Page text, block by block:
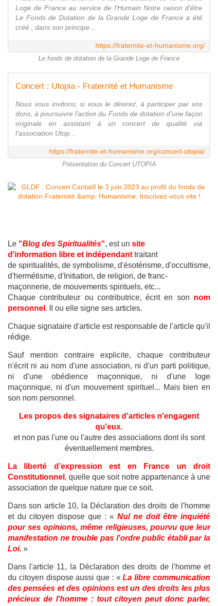
Loge de France au service de l'Humain Notre raison d'être
Le Fonds de Dotation de la Grande Loge de France a été
créé , dans son principe...
https://fraternite-et-humanisme.org/
Le fonds de dotation de la Grande Loge de France
Concert : Utopia - Fraternité et Humanisme
Nous vous invitons, si vous le désirez, à participer par vos
dons, à poursuivre l'action du Fonds de dotation d'une façon
originale en assistant à un concert de qualité via
l'association Utop...
https://fraternite-et-humanisme.org/concert-utopia/
Présentation du Concert UTOPIA
Le "Blog des Spiritualités", est un site
d'information libre et indépendant traitant
de spiritualités, de symbolisme, d'ésotérisme, d'occultisme,
d'hermétisme, d'Initiation, de religion, de franc-
maçonnerie, de mouvements spirituels, etc...
Chaque contributeur ou contributrice, écrit en son nom
personnel . Il ou elle signe ses articles.
Chaque signataire d'article est responsable de l'article qu'il
rédige.
Sauf mention contraire explicite, chaque contributeur
n'écrit ni au nom d'une association, ni d'un parti politique,
ni d'une obédience maçonnique, ni d'une loge
maçonnique, ni d'un mouvement spirituel... Mais bien en
son nom personnel.
Les propos des signataires d'articles n'engagent
qu'eux.
et non pas l'une ou l'autre des associations dont ils sont
éventuellement membres.
La liberté d’expression est en France un droit
Constitutionnel , quelle que soit notre appartenance à une
association de quelque nature que ce soit.
Dans son article 10, la Déclaration des droits de l'homme
et du citoyen dispose que : «Nul ne doit être inquiété
pour ses opinions, même religieuses, pourvu que leur
manifestation ne trouble pas l'ordre public établi par la
Loi. »
Dans l'article 11, la Déclaration des droits de l'homme et
du citoyen dispose aussi que : «La libre communication
des pensées et des opinions est un des droits les plus
précieux de l'homme : tout citoyen peut donc parler,